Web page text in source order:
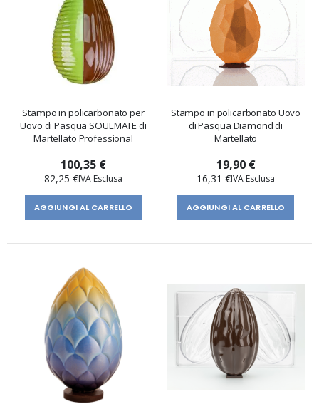
Stampo in policarbonato per
Uovo di Pasqua SOULMATE di
Martellato Professional
100,35 €
82,25 €
AGGIUNGI AL CARRELLO
Stampo in policarbonato Uovo
di Pasqua Diamond di
Martellato
19,90 €
16,31 €
AGGIUNGI AL CARRELLO